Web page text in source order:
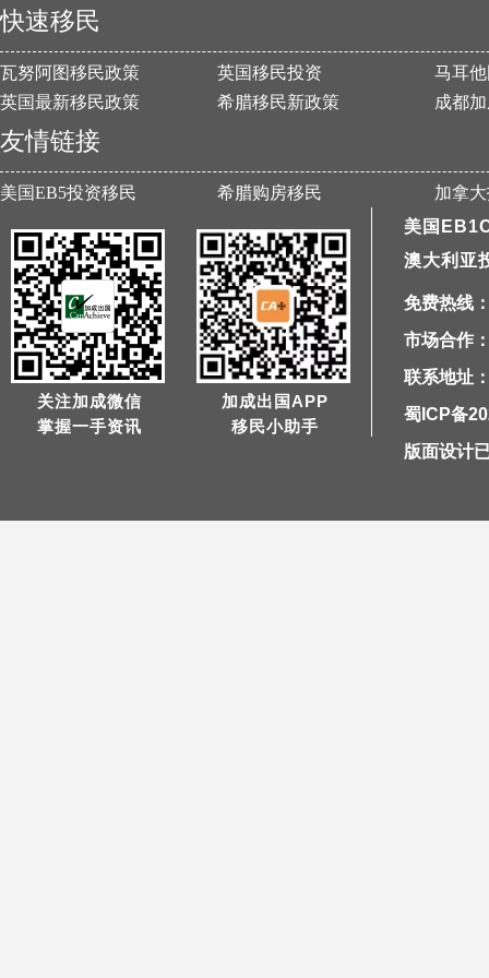
快速移民
瓦努阿图移民政策 英国移民投资
马耳
英国最新移民政策
希腊移民新政策 成都
友情链接
美国EB5投资移民 希腊购房移民 加拿
关注加成微信
掌握一手资讯
加成出国APP
移民小助手
美国
澳大利亚
免费热线
市场合作
联系地址
蜀ICP备
版面设计